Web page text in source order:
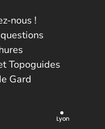
nous !
Topoguides
Gard